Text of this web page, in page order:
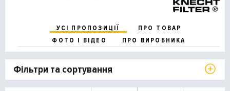
УСІ ПРОПОЗИЦІЇ
ПРО ТОВАР
ФОТО І ВІДЕО
ПРО ВИРОБНИКА
Фільтри та сортування